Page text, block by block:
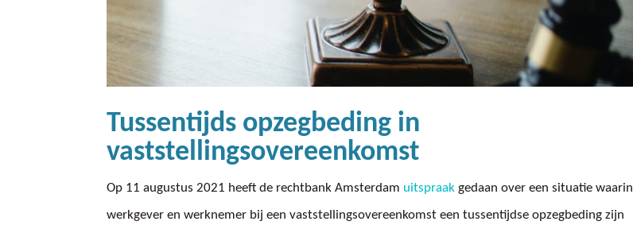
Tussentijds opzegbeding in
vaststellingsovereenkomst
Op 11 augustus 2021 heeft de rechtbank Amsterdam uitspraak gedaan over een situatie waarin
werkgever en werknemer bij een vaststellingsovereenkomst een tussentijdse opzegbeding zijn